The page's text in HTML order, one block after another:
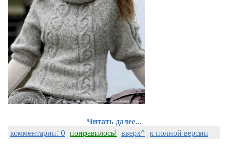
Читать далее...
комментарии: 0 понравилось! вверх^ к полной версии